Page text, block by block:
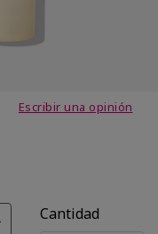
Escribir una opinión
Cantidad